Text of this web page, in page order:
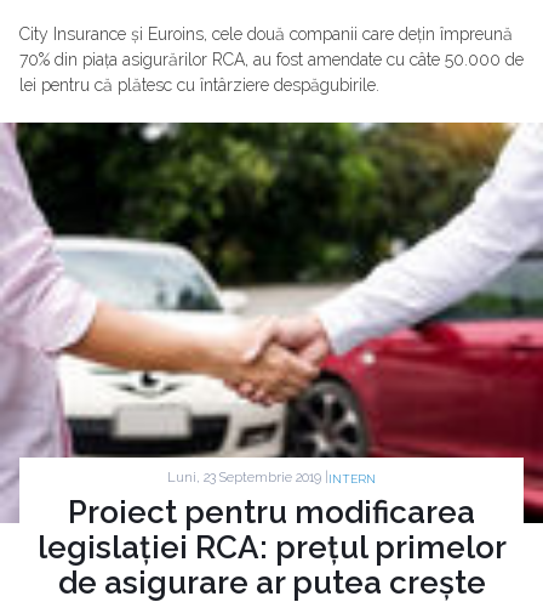
City Insurance și Euroins, cele două companii care dețin împreună
70% din piața asigurărilor RCA, au fost amendate cu câte 50.000 de
lei pentru că plătesc cu întârziere despăgubirile.
Luni, 23 Septembrie 2019 | INTERN
Proiect pentru modificarea
legislației RCA: prețul primelor
de asigurare ar putea crește